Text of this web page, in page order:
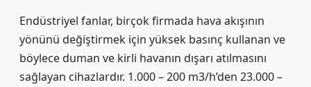
Endüstriyel fanlar, birçok firmada hava akışının
yönünü değiştirmek için yüksek basınç kullanan ve
böylece duman ve kirli havanın dışarı atılmasını
sağlayan cihazlardır. 1.000 – 200 m3/h’den 23.000 –